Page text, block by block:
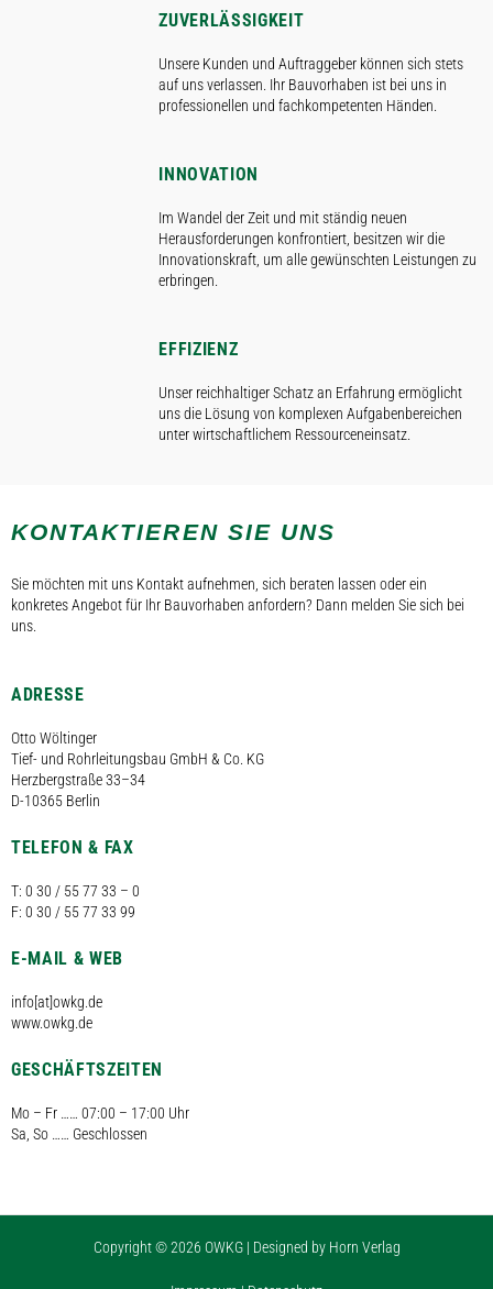
ZUVERLÄSSIGKEIT
Unsere Kunden und Auftraggeber können sich stets
auf uns verlassen. Ihr Bauvorhaben ist bei uns in
professionellen und fachkompetenten Händen.
INNOVATION
Im Wandel der Zeit und mit ständig neuen
Herausforderungen konfrontiert, besitzen wir die
Innovationskraft, um alle gewünschten Leistungen zu
erbringen.
EFFIZIENZ
Unser reichhaltiger Schatz an Erfahrung ermöglicht
uns die Lösung von komplexen Aufgabenbereichen
unter wirtschaftlichem Ressourceneinsatz.
KONTAKTIEREN SIE UNS
Sie möchten mit uns Kontakt aufnehmen, sich beraten lassen oder ein
konkretes Angebot für Ihr Bauvorhaben anfordern? Dann melden Sie sich bei
uns.
ADRESSE
Otto Wöltinger
Tief- und Rohrleitungsbau GmbH & Co. KG
Herzbergstraße 33–34
D-10365 Berlin
TELEFON & FAX
T: 0 30 / 55 77 33 – 0
F: 0 30 / 55 77 33 99
E-MAIL & WEB
info[at]owkg.de
www.owkg.de
GESCHÄFTSZEITEN
Mo – Fr …… 07:00 – 17:00 Uhr
Sa, So …… Geschlossen
Copyright © 2026 OWKG | Designed by Horn Verlag